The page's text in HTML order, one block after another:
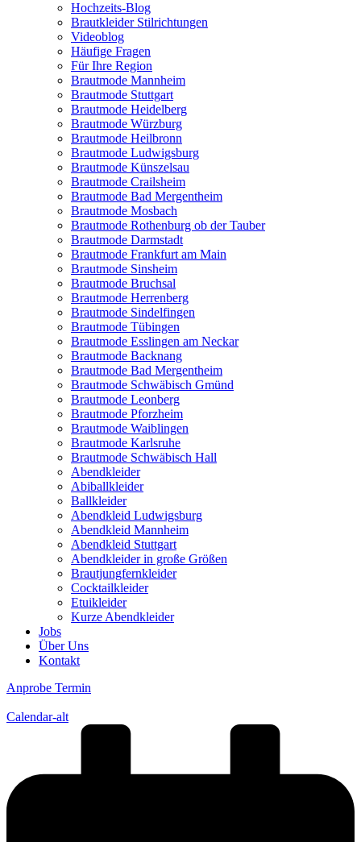
Hochzeits-Blog
Brautkleider Stilrichtungen
Videoblog
Häufige Fragen
Für Ihre Region
Brautmode Mannheim
Brautmode Stuttgart
Brautmode Heidelberg
Brautmode Würzburg
Brautmode Heilbronn
Brautmode Ludwigsburg
Brautmode Künszelsau
Brautmode Crailsheim
Brautmode Bad Mergentheim
Brautmode Mosbach
Brautmode Rothenburg ob der Tauber
Brautmode Darmstadt
Brautmode Frankfurt am Main
Brautmode Sinsheim
Brautmode Bruchsal
Brautmode Herrenberg
Brautmode Sindelfingen
Brautmode Tübingen
Brautmode Esslingen am Neckar
Brautmode Backnang
Brautmode Bad Mergentheim
Brautmode Schwäbisch Gmünd
Brautmode Leonberg
Brautmode Pforzheim
Brautmode Waiblingen
Brautmode Karlsruhe
Brautmode Schwäbisch Hall
Abendkleider
Abiballkleider
Ballkleider
Abendkleid Ludwigsburg
Abendkleid Mannheim
Abendkleid Stuttgart
Abendkleider in große Größen
Brautjungfernkleider
Cocktailkleider
Etuikleider
Kurze Abendkleider
Jobs
Über Uns
Kontakt
Anprobe Termin
Calendar-alt